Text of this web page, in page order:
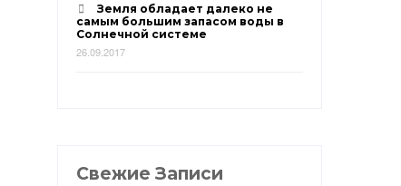
Земля обладает далеко не
самым большим запасом воды в
Солнечной системе
26.09.2017
Свежие Записи